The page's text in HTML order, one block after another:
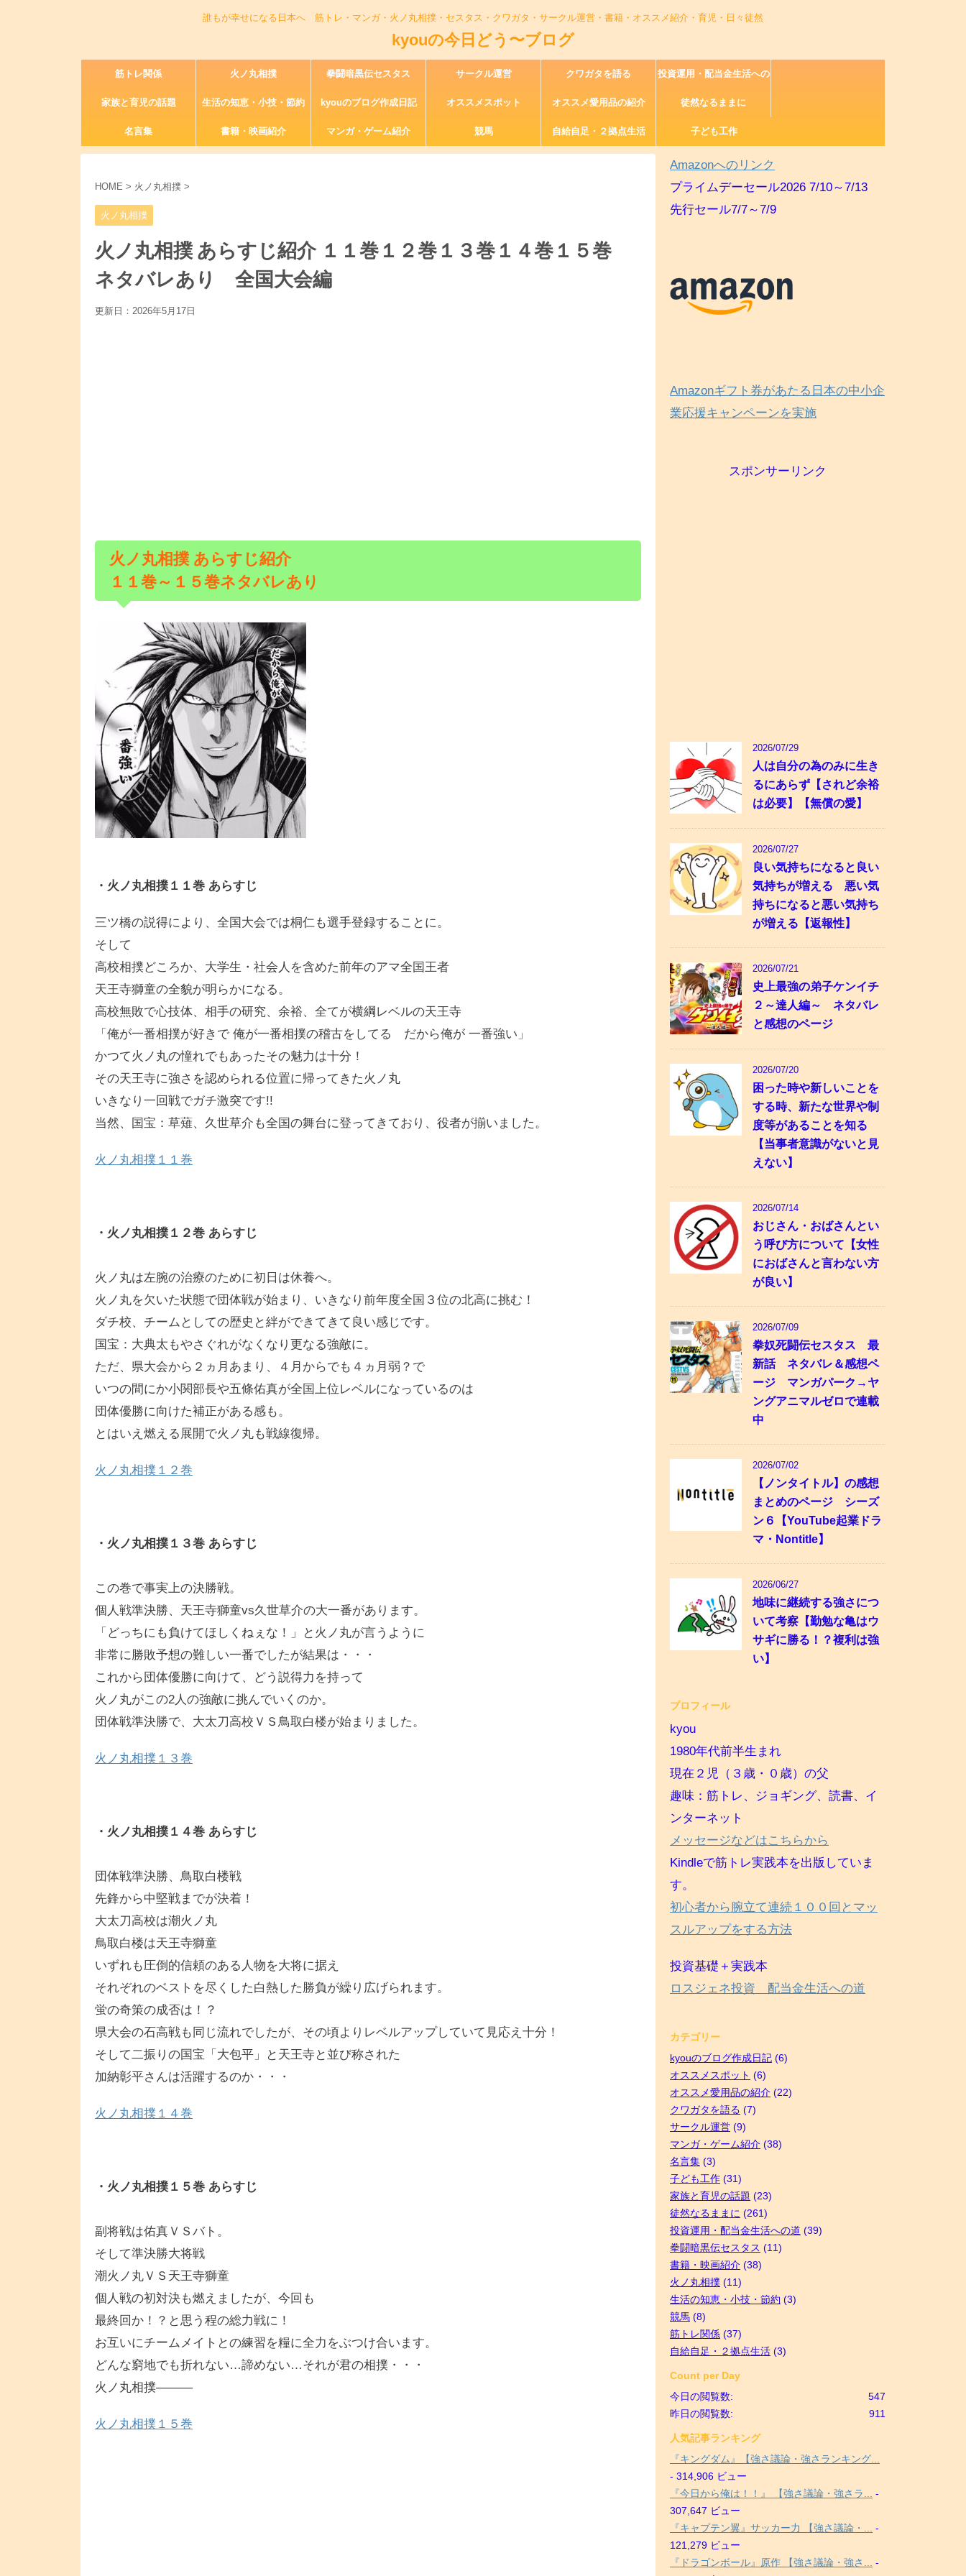
誰もが幸せになる日本へ 筋トレ・マンガ・火ノ丸相撲・セスタス・クワガタ・サークル運営・書籍・オススメ紹介・育児・日々徒然
kyouの今日どう〜ブログ
筋トレ関係 火ノ丸相撲 拳闘暗黒伝セスタス サークル運営 クワガタを語る 投資運用・配当金生活への
道
家族と育児の話題 生活の知恵・小技・節約 kyouのブログ作成日記 オススメスポット オススメ愛用品の紹介 徒然なるままに
名言集 書籍・映画紹介 マンガ・ゲーム紹介 競馬 自給自足・２拠点生活 子ども工作
HOME > 火ノ丸相撲 >
火ノ丸相撲
火ノ丸相撲 あらすじ紹介 １１巻１２巻１３巻１４巻１５巻
ネタバレあり 全国大会編
更新日： 2026年5月17日
火ノ丸相撲 あらすじ紹介
１１巻～１５巻ネタバレあり
・火ノ丸相撲１１巻 あらすじ
三ツ橋の説得により、全国大会では桐仁も選手登録することに。
そして
高校相撲どころか、大学生・社会人を含めた前年のアマ全国王者
天王寺獅童の全貌が明らかになる。
高校無敗で心技体、相手の研究、余裕、全てが横綱レベルの天王寺
「俺が一番相撲が好きで 俺が一番相撲の稽古をしてる だから俺が 一番強い」
かつて火ノ丸の憧れでもあったその魅力は十分！
その天王寺に強さを認められる位置に帰ってきた火ノ丸
いきなり一回戦でガチ激突です!!
当然、国宝：草薙、久世草介も全国の舞台に登ってきており、役者が揃いました。
火ノ丸相撲１１巻
・火ノ丸相撲１２巻 あらすじ
火ノ丸は左腕の治療のために初日は休養へ。
火ノ丸を欠いた状態で団体戦が始まり、いきなり前年度全国３位の北高に挑む！
ダチ校、チームとしての歴史と絆ができてきて良い感じです。
国宝：大典太もやさぐれがなくなり更なる強敵に。
ただ、県大会から２ヵ月あまり、４月からでも４ヵ月弱？で
いつの間にか小関部長や五條佑真が全国上位レベルになっているのは
団体優勝に向けた補正がある感も。
とはいえ燃える展開で火ノ丸も戦線復帰。
火ノ丸相撲１２巻
・火ノ丸相撲１３巻 あらすじ
この巻で事実上の決勝戦。
個人戦準決勝、天王寺獅童vs久世草介の大一番があります。
「どっちにも負けてほしくねぇな！」と火ノ丸が言うように
非常に勝敗予想の難しい一番でしたが結果は・・・
これから団体優勝に向けて、どう説得力を持って
火ノ丸がこの2人の強敵に挑んでいくのか。
団体戦準決勝で、大太刀高校ＶＳ鳥取白楼が始まりました。
火ノ丸相撲１３巻
・火ノ丸相撲１４巻 あらすじ
団体戦準決勝、鳥取白楼戦
先鋒から中堅戦までが決着！
大太刀高校は潮火ノ丸
鳥取白楼は天王寺獅童
いずれも圧倒的信頼のある人物を大将に据え
それぞれのベストを尽くした白熱した勝負が繰り広げられます。
蛍の奇策の成否は！？
県大会の石高戦も同じ流れでしたが、その頃よりレベルアップしていて見応え十分！
そして二振りの国宝「大包平」と天王寺と並び称された
加納彰平さんは活躍するのか・・・
火ノ丸相撲１４巻
・火ノ丸相撲１５巻 あらすじ
副将戦は佑真ＶＳバト。
そして準決勝大将戦
潮火ノ丸ＶＳ天王寺獅童
個人戦の初対決も燃えましたが、今回も
最終回か！？と思う程の総力戦に！
お互いにチームメイトとの練習を糧に全力をぶつけ合います。
どんな窮地でも折れない…諦めない…それが君の相撲・・・
火ノ丸相撲―――
火ノ丸相撲１５巻
Amazonへのリンク
プライムデーセール2026 7/10～7/13
先行セール7/7～7/9
Amazonギフト券があたる日本の中小企
業応援キャンペーンを実施
スポンサーリンク
2026/07/29
人は自分の為のみに生き
るにあらず【されど余裕
は必要】【無償の愛】
2026/07/27
良い気持ちになると良い
気持ちが増える 悪い気
持ちになると悪い気持ち
が増える【返報性】
2026/07/21
史上最強の弟子ケンイチ
２～達人編～ ネタバレ
と感想のページ
2026/07/20
困った時や新しいことを
する時、新たな世界や制
度等があることを知る
【当事者意識がないと見
えない】
2026/07/14
おじさん・おばさんとい
う呼び方について【女性
におばさんと言わない方
が良い】
2026/07/09
拳奴死闘伝セスタス 最
新話 ネタバレ＆感想ペ
ージ マンガパーク→ヤ
ングアニマルゼロで連載
中
2026/07/02
【ノンタイトル】の感想
まとめのページ シーズ
ン６【YouTube起業ドラ
マ・Nontitle】
2026/06/27
地味に継続する強さにつ
いて考察【勤勉な亀はウ
サギに勝る！？複利は強
い】
プロフィール
kyou
1980年代前半生まれ
現在２児（３歳・０歳）の父
趣味：筋トレ、ジョギング、読書、イ
ンターネット
メッセージなどはこちらから
Kindleで筋トレ実践本を出版していま
す。
初心者から腕立て連続１００回とマッ
スルアップをする方法
投資基礎＋実践本
ロスジェネ投資 配当金生活への道
カテゴリー
kyouのブログ作成日記 (6)
オススメスポット (6)
オススメ愛用品の紹介 (22)
クワガタを語る (7)
サークル運営 (9)
マンガ・ゲーム紹介 (38)
名言集 (3)
子ども工作 (31)
家族と育児の話題 (23)
徒然なるままに (261)
投資運用・配当金生活への道 (39)
拳闘暗黒伝セスタス (11)
書籍・映画紹介 (38)
火ノ丸相撲 (11)
生活の知恵・小技・節約 (3)
競馬 (8)
筋トレ関係 (37)
自給自足・２拠点生活 (3)
Count per Day
547
今日の閲覧数:
911
昨日の閲覧数:
人気記事ランキング
『キングダム』【強さ議論・強さランキング...
- 314,906 ビュー
『今日から俺は！！』 【強さ議論・強さラ...
-
307,647 ビュー
『キャプテン翼』サッカー力 【強さ議論・...
-
121,279 ビュー
『ドラゴンボール』原作 【強さ議論・強さ...
-